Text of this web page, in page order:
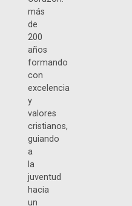
más
de
200
años
formando
con
excelencia
y
valores
cristianos,
guiando
a
la
juventud
hacia
un